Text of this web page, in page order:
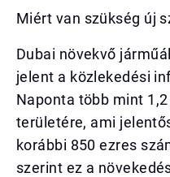
Miért van szükség új
Dubai növekvő
jelent a közlekedési
Naponta több mint
területére, ami
korábbi 850 ezres
szerint ez a